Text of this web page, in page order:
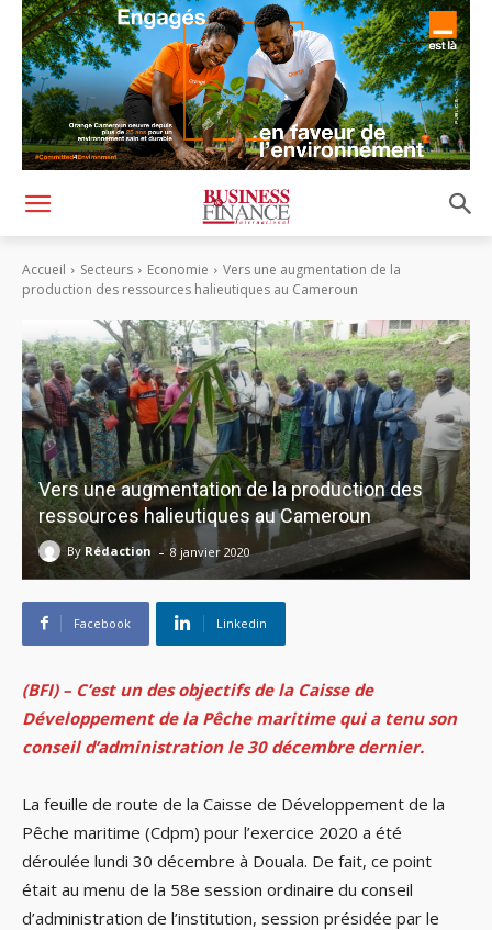
Accueil Secteurs Economie
Vers une augmentation de la
production des ressources halieutiques au Cameroun
Vers une augmentation de la production des
ressources halieutiques au Cameroun
By Rédaction - 8 janvier 2020
Facebook Linkedin
(BFI) – C’est un des objectifs de la Caisse de
Développement de la Pêche maritime qui a tenu son
conseil d’administration le 30 décembre dernier.
La feuille de route de la Caisse de Développement de la
Pêche maritime (Cdpm) pour l’exercice 2020 a été
déroulée lundi 30 décembre à Douala. De fait, ce point
était au menu de la 58e session ordinaire du conseil
d’administration de l’institution, session présidée par le